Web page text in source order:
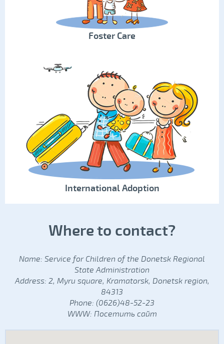
Foster Care
International Adoption
Where to contact?
Name: Service for Children of the Donetsk Regional
State Administration
Address: 2, Myru square, Kramatorsk, Donetsk region,
84313
Phone: (0626)48-52-23
WWW: Посетить сайт